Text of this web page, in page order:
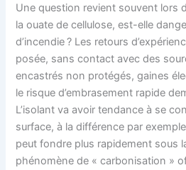
Une question revient souvent lors
la ouate de cellulose, est-elle
d’incendie ? Les retours
posée, sans contact avec des
encastrés non protégés, gaines
le risque d’embrasement rapide
L’isolant va avoir tendance à se
surface, à la différence par
peut fondre plus rapidement sous
phénomène de « carbonisation »